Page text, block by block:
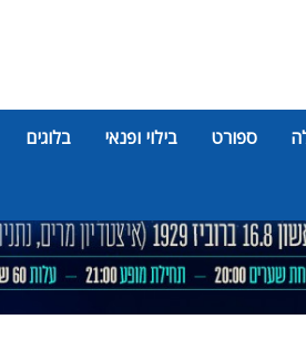
ספורט בילוי ופנאי בלוגים